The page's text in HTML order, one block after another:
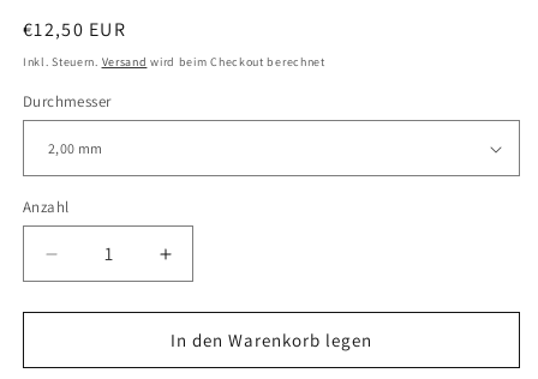
Normaler
Preis
€12,50 EUR
Inkl. Steuern. Versand wird beim Checkout berechnet
Durchmesser
Anzahl
Anzahl
Verringere
die
Menge
Maschinengewindebohrer
Erhöhe
die
Menge
für
Maschinengewindebohrer
In den Warenkorb legen